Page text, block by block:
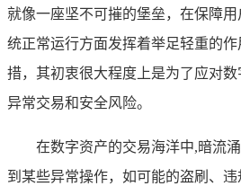
就像一座坚不可摧的堡垒，在保障用
统正常运行方面发挥着举足轻重的
措，其初衷很大程度上是为了应对
异常交易和安全风险。
在数字资产的交易海洋中,暗流
到某些异常操作，如可能的盗刷、